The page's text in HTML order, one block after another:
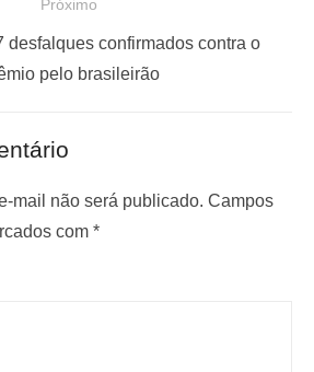
Próximo
desfalques confirmados contra o
pelo brasileirão
mail não será publicado. Campos
com *